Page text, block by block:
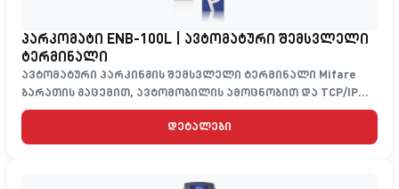
პარკომატი ENB-100L | ავტომატური შემსვლელი
ტერმინალი
ავტომატური პარკინგის შემსვლელი ტერმინალი Mifare
ბარათის გაცემით, ავტომობილის ამოცნობით და TCP/IP
კავშირით
დეტალები